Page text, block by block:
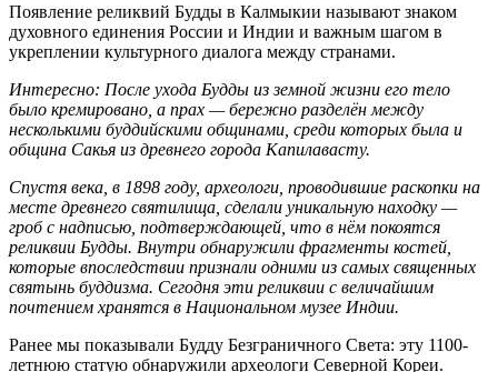
Появление реликвий Будды в Калмыкии называют знаком
духовного единения России и Индии и важным шагом в
укреплении культурного диалога между странами.
Интересно: После ухода Будды из земной жизни его тело
было кремировано, а прах — бережно разделён между
несколькими буддийскими общинами, среди которых была и
община Сакья из древнего города Капилавасту.
Спустя века, в 1898 году, археологи, проводившие раскопки на
месте древнего святилища, сделали уникальную находку —
гроб с надписью, подтверждающей, что в нём покоятся
реликвии Будды. Внутри обнаружили фрагменты костей,
которые впоследствии признали одними из самых священных
святынь буддизма. Сегодня эти реликвии с величайшим
почтением хранятся в Национальном музее Индии.
Ранее мы показывали Будду Безграничного Света: эту 1100-
летнюю статую обнаружили археологи Северной Кореи.